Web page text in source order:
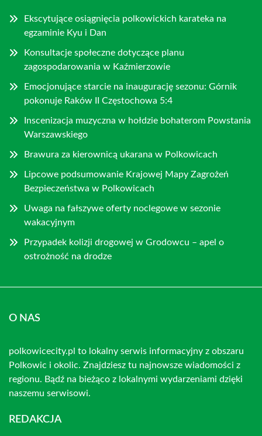
Ekscytujące osiągnięcia polkowickich karateka na
egzaminie Kyu i Dan
Konsultacje społeczne dotyczące planu
zagospodarowania w Kaźmierzowie
Emocjonujące starcie na inaugurację sezonu: Górnik
pokonuje Raków II Częstochowa 5:4
Inscenizacja muzyczna w hołdzie bohaterom Powstania
Warszawskiego
Brawura za kierownicą ukarana w Polkowicach
Lipcowe podsumowanie Krajowej Mapy Zagrożeń
Bezpieczeństwa w Polkowicach
Uwaga na fałszywe oferty noclegowe w sezonie
wakacyjnym
Przypadek kolizji drogowej w Grodowcu – apel o
ostrożność na drodze
O NAS
polkowicecity.pl to lokalny serwis informacyjny z obszaru
Polkowic i okolic. Znajdziesz tu najnowsze wiadomości z
regionu. Bądź na bieżąco z lokalnymi wydarzeniami dzięki
naszemu serwisowi.
REDAKCJA